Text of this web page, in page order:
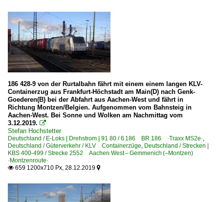
186 428-9 von der Rurtalbahn fährt mit einem einem langen KLV-
Containerzug aus Frankfurt-Höchstadt am Main(D) nach Genk-
Goederen(B) bei der Abfahrt aus Aachen-West und fährt in
Richtung Montzen/Belgien. Aufgenommen vom Bahnsteig in
Aachen-West. Bei Sonne und Wolken am Nachmittag vom
3.12.2019. 
Stefan Hochstetter
Deutschland / E-Loks | Drehstrom | 91 80 / 6 186 BR 186 ·Traxx MS2e·,
Deutschland / Güterverkehr / KLV Containerzüge, Deutschland / Strecken |
KBS 400-499 / Strecke 2552 Aachen West – Gemmenich (–Montzen)
·Montzenroute·
 659 1200x710 Px, 28.12.2019 